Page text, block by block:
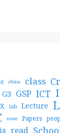
china class
G3 GSP ICT
lab Lecture
none Papers
read